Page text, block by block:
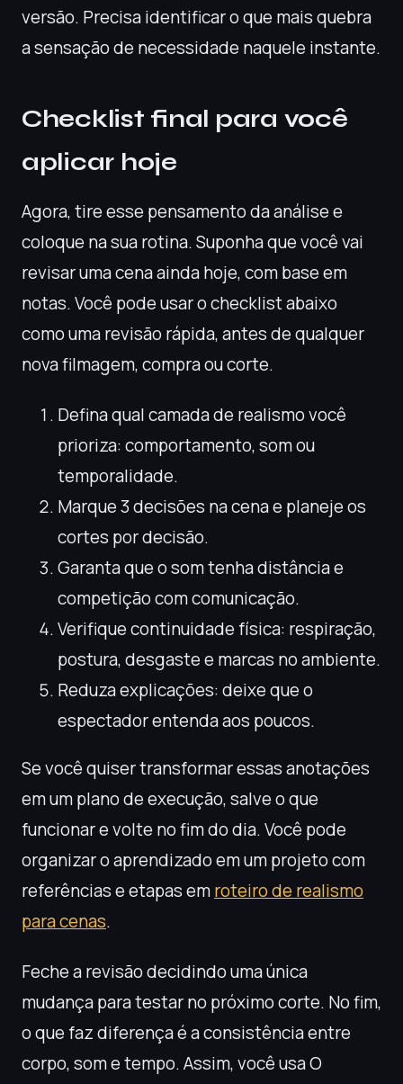
versão. Precisa identificar o que mais quebra
a sensação de necessidade naquele instante.
Checklist final para você
aplicar hoje
Agora, tire esse pensamento da análise e
coloque na sua rotina. Suponha que você vai
revisar uma cena ainda hoje, com base em
notas. Você pode usar o checklist abaixo
como uma revisão rápida, antes de qualquer
nova filmagem, compra ou corte.
Defina qual camada de realismo você
prioriza: comportamento, som ou
temporalidade.
Marque 3 decisões na cena e planeje os
cortes por decisão.
Garanta que o som tenha distância e
competição com comunicação.
Verifique continuidade física: respiração,
postura, desgaste e marcas no ambiente.
Reduza explicações: deixe que o
espectador entenda aos poucos.
Se você quiser transformar essas anotações
em um plano de execução, salve o que
funcionar e volte no fim do dia. Você pode
organizar o aprendizado em um projeto com
referências e etapas emroteiro de realismo
para cenas.
Feche a revisão decidindo uma única
mudança para testar no próximo corte. No fim,
o que faz diferença é a consistência entre
corpo, som e tempo. Assim, você usa O